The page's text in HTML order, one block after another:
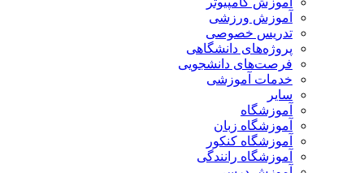
آموزش ورزشی
تدریس خصوصی
پروژه‌های دانشگاهی
فرصت‌های دانشجویی
خدمات آموزشی
سایر
آموزشگاه
آموزشگاه زبان
آموزشگاه کنکور
آموزشگاه رانندگی